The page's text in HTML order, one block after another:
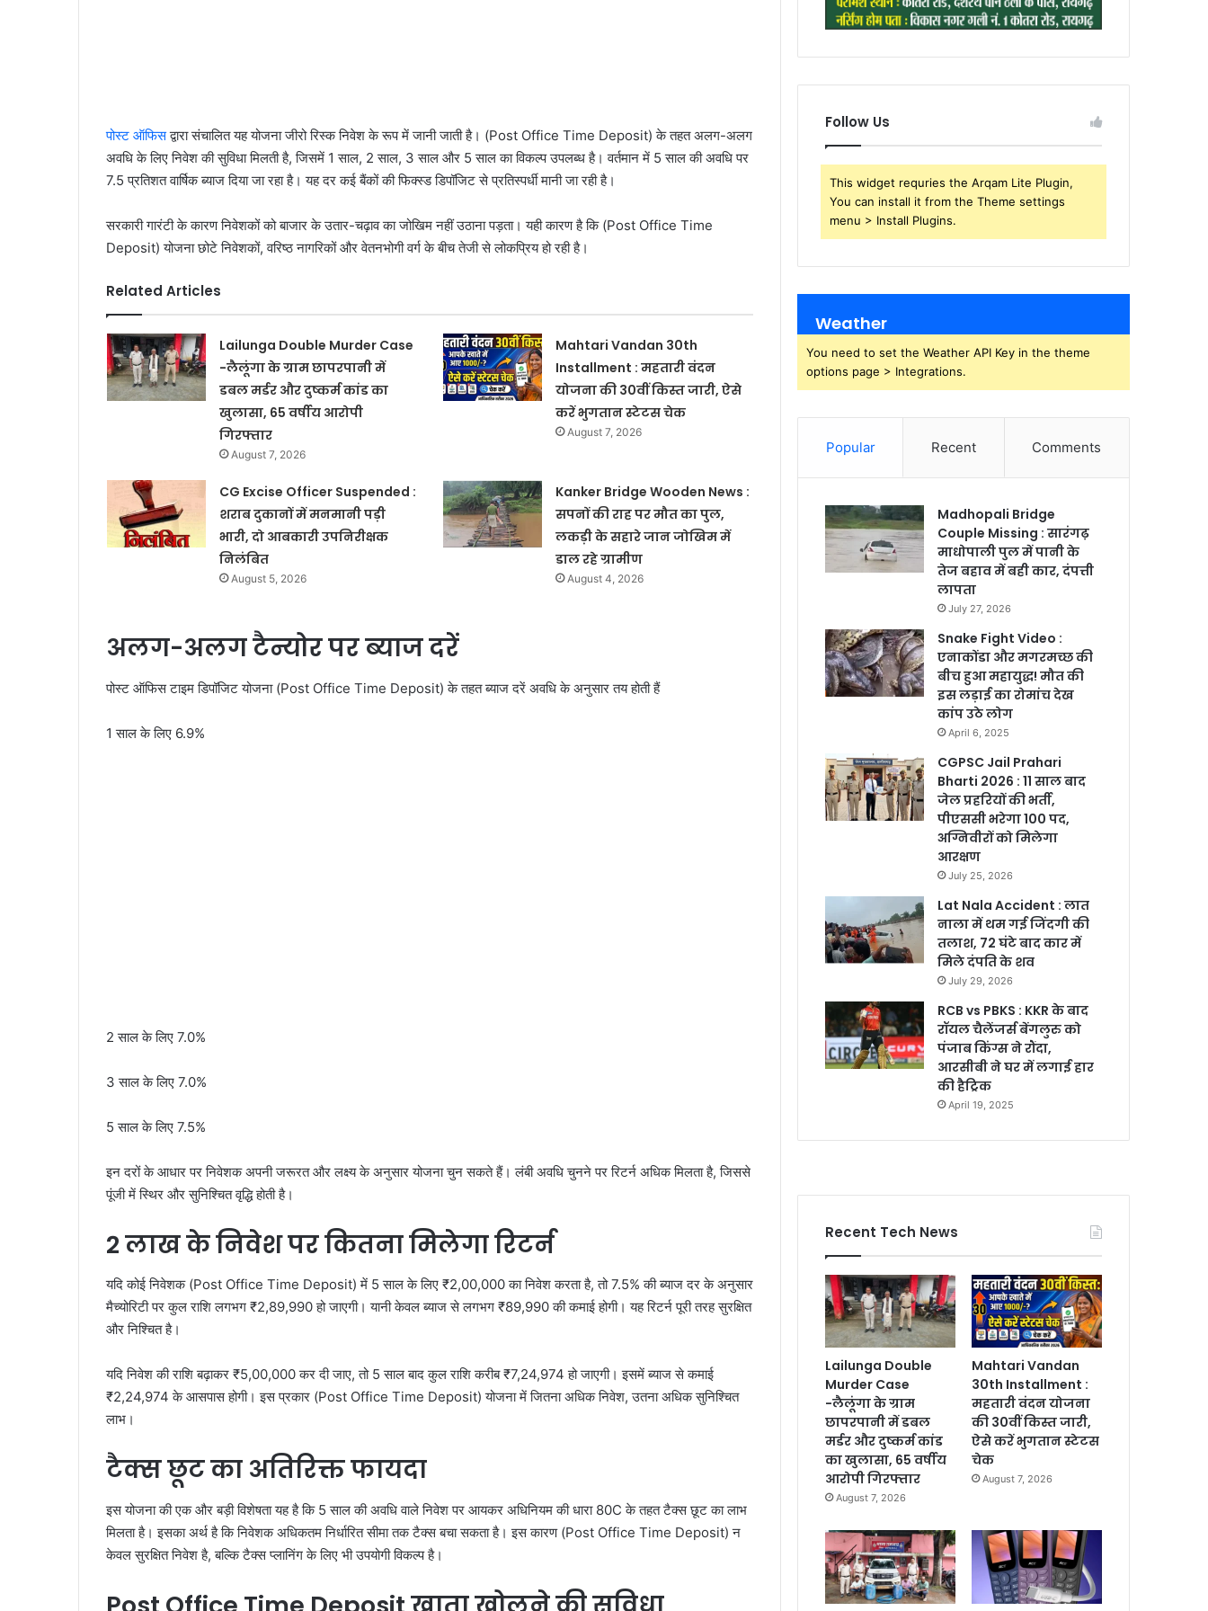
पोस्ट ऑफिसद्वारा संचालित यह योजना जीरो रिस्क निवेश के रूप में जानी जाती है। (Post Office Time Deposit) के तहत अलग-अलग
अवधि के लिए निवेश की सुविधा मिलती है, जिसमें 1 साल, 2 साल, 3 साल और 5 साल का विकल्प उपलब्ध है। वर्तमान में 5 साल की अवधि पर
7.5 प्रतिशत वार्षिक ब्याज दिया जा रहा है। यह दर कई बैंकों की फिक्स्ड डिपॉजिट से प्रतिस्पर्धी मानी जा रही है।
सरकारी गारंटी के कारण निवेशकों को बाजार के उतार-चढ़ाव का जोखिम नहीं उठाना पड़ता। यही कारण है कि (Post Office Time
Deposit) योजना छोटे निवेशकों, वरिष्ठ नागरिकों और वेतनभोगी वर्ग के बीच तेजी से लोकप्रिय हो रही है।
Related Articles
Lailunga Double Murder Case
-लैलूंगा के ग्राम छापरपानी में
डबल मर्डर और दुष्कर्म कांड का
खुलासा, 65 वर्षीय आरोपी
गिरफ्तार
August 7, 2026
Mahtari Vandan 30th
Installment : महतारी वंदन
योजना की 30वीं किस्त जारी, ऐसे
करें भुगतान स्टेटस चेक
August 7, 2026
CG Excise Officer Suspended :
शराब दुकानों में मनमानी पड़ी
भारी, दो आबकारी उपनिरीक्षक
निलंबित
August 5, 2026
Kanker Bridge Wooden News :
सपनों की राह पर मौत का पुल,
लकड़ी के सहारे जान जोखिम में
डाल रहे ग्रामीण
August 4, 2026
अलग-अलग टैन्योर पर ब्याज दरें
पोस्ट ऑफिस टाइम डिपॉजिट योजना (Post Office Time Deposit) के तहत ब्याज दरें अवधि के अनुसार तय होती हैं
1 साल के लिए 6.9%
2 साल के लिए 7.0%
3 साल के लिए 7.0%
5 साल के लिए 7.5%
इन दरों के आधार पर निवेशक अपनी जरूरत और लक्ष्य के अनुसार योजना चुन सकते हैं। लंबी अवधि चुनने पर रिटर्न अधिक मिलता है, जिससे
पूंजी में स्थिर और सुनिश्चित वृद्धि होती है।
2 लाख के निवेश पर कितना मिलेगा रिटर्न
यदि कोई निवेशक (Post Office Time Deposit) में 5 साल के लिए ₹2,00,000 का निवेश करता है, तो 7.5% की ब्याज दर के अनुसार
मैच्योरिटी पर कुल राशि लगभग ₹2,89,990 हो जाएगी। यानी केवल ब्याज से लगभग ₹89,990 की कमाई होगी। यह रिटर्न पूरी तरह सुरक्षित
और निश्चित है।
यदि निवेश की राशि बढ़ाकर ₹5,00,000 कर दी जाए, तो 5 साल बाद कुल राशि करीब ₹7,24,974 हो जाएगी। इसमें ब्याज से कमाई
₹2,24,974 के आसपास होगी। इस प्रकार (Post Office Time Deposit) योजना में जितना अधिक निवेश, उतना अधिक सुनिश्चित
लाभ।
टैक्स छूट का अतिरिक्त फायदा
इस योजना की एक और बड़ी विशेषता यह है कि 5 साल की अवधि वाले निवेश पर आयकर अधिनियम की धारा 80C के तहत टैक्स छूट का लाभ
मिलता है। इसका अर्थ है कि निवेशक अधिकतम निर्धारित सीमा तक टैक्स बचा सकता है। इस कारण (Post Office Time Deposit) न
केवल सुरक्षित निवेश है, बल्कि टैक्स प्लानिंग के लिए भी उपयोगी विकल्प है।
Follow Us
This widget requries the Arqam Lite Plugin,
You can install it from the Theme settings
menu > Install Plugins.
Weather
You need to set the Weather API Key in the theme
options page > Integrations.
Popular Recent Comments
Madhopali Bridge
Couple Missing : सारंगढ़
माधोपाली पुल में पानी के
तेज बहाव में बही कार, दंपत्ती
लापता
July 27, 2026
Snake Fight Video :
एनाकोंडा और मगरमच्छ की
बीच हुआ महायुद्ध! मौत की
इस लड़ाई का रोमांच देख
कांप उठे लोग
April 6, 2025
CGPSC Jail Prahari
Bharti 2026 : 11 साल बाद
जेल प्रहरियों की भर्ती,
पीएससी भरेगा 100 पद,
अग्निवीरों को मिलेगा
आरक्षण
July 25, 2026
Lat Nala Accident : लात
नाला में थम गई जिंदगी की
तलाश, 72 घंटे बाद कार में
मिले दंपति के शव
July 29, 2026
RCB vs PBKS : KKR के बाद
रॉयल चैलेंजर्स बेंगलुरु को
पंजाब किंग्स ने रौंदा,
आरसीबी ने घर में लगाई हार
की हैट्रिक
April 19, 2025
Recent Tech News
Lailunga Double
Murder Case
-लैलूंगा के ग्राम
छापरपानी में डबल
मर्डर और दुष्कर्म कांड
का खुलासा, 65 वर्षीय
आरोपी गिरफ्तार
August 7, 2026
Mahtari Vandan
30th Installment :
महतारी वंदन योजना
की 30वीं किस्त जारी,
ऐसे करें भुगतान स्टेटस
चेक
August 7, 2026